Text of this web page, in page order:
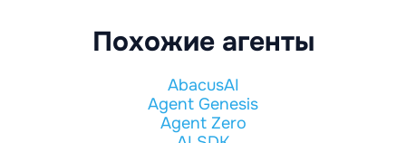
Похожие агенты
AbacusAI
Agent Genesis
Agent Zero